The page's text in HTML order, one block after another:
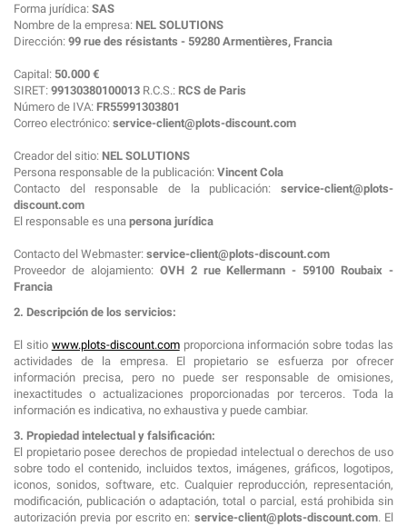
Forma jurídica: SAS
Nombre de la empresa: NEL SOLUTIONS
Dirección: 99 rue des résistants - 59280 Armentières, Francia
Capital: 50.000 €
SIRET: 99130380100013 R.C.S.: RCS de Paris
Número de IVA: FR55991303801
Correo electrónico: service-client@plots-discount.com
Creador del sitio: NEL SOLUTIONS
Persona responsable de la publicación: Vincent Cola
Contacto del responsable de la publicación: service-client@plots-
discount.com
El responsable es una persona jurídica
Contacto del Webmaster: service-client@plots-discount.com
Proveedor de alojamiento: OVH 2 rue Kellermann - 59100 Roubaix -
Francia
2. Descripción de los servicios:
El sitio www.plots-discount.comproporciona información sobre todas las
actividades de la empresa. El propietario se esfuerza por ofrecer
información precisa, pero no puede ser responsable de omisiones,
inexactitudes o actualizaciones proporcionadas por terceros. Toda la
información es indicativa, no exhaustiva y puede cambiar.
3. Propiedad intelectual y falsificación:
El propietario posee derechos de propiedad intelectual o derechos de uso
sobre todo el contenido, incluidos textos, imágenes, gráficos, logotipos,
iconos, sonidos, software, etc. Cualquier reproducción, representación,
modificación, publicación o adaptación, total o parcial, está prohibida sin
autorización previa por escrito en: service-client@plots-discount.com. El